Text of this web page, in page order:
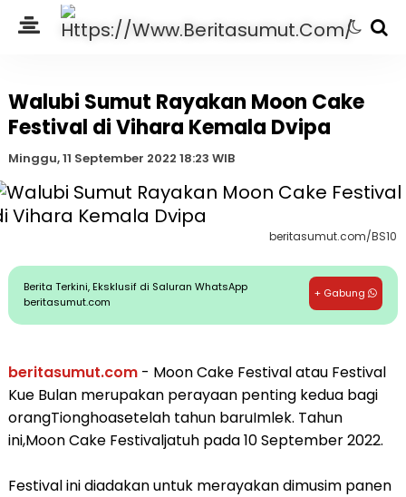
Walubi Sumut Rayakan Moon Cake
Festival di Vihara Kemala Dvipa
Minggu, 11 September 2022 18:23 WIB
beritasumut.com/BS10
Berita Terkini, Eksklusif di Saluran WhatsApp
beritasumut.com
+ Gabung
beritasumut.com- Moon Cake Festival atau Festival
Kue Bulan merupakan perayaan penting kedua bagi
orangTionghoasetelah tahun baruImlek. Tahun
ini,Moon Cake Festivaljatuh pada 10 September 2022.
Festival ini diadakan untuk merayakan dimusim panen